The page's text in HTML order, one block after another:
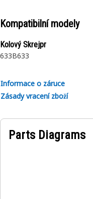
Kompatibilní modely
Kolový Skrejpr
633B633
Informace o záruce
Zásady vracení zboží
Parts Diagrams